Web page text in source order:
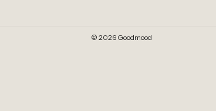
© 2026 Goodmood